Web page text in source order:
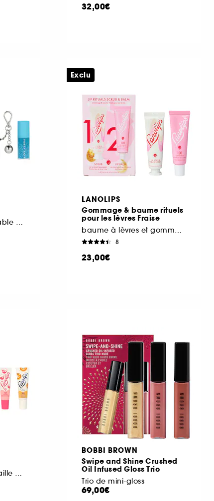
32,00€
LANOLIPS
Gommage & baume rituels
pour les lèvres Fraise
8
23,00€
Exclu
BOBBI BROWN
Swipe and Shine Crushed
Oil Infused Gloss Trio
Trio de mini-gloss
69,00€